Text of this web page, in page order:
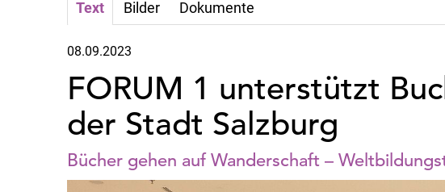
Text Bilder Dokumente
08.09.2023
FORUM 1 unterstützt
der Stadt Salzburg
Bücher gehen auf Wanderschaft –